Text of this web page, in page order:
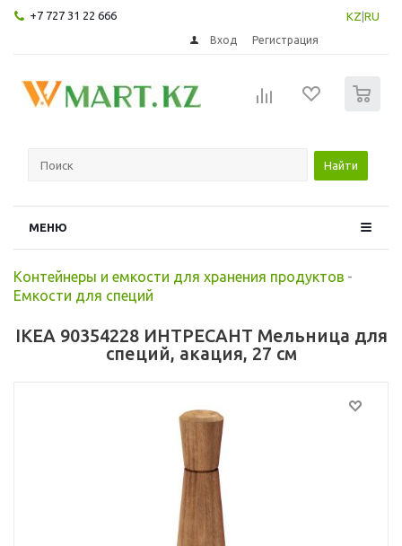
+7 727 31 22 666 KZ RU
Вход Регистрация
Найти
МЕНЮ
Контейнеры и емкости для хранения продуктов -
Емкости для специй
IKEA 90354228 ИНТРЕСАНТ Мельница для
специй, акация, 27 см